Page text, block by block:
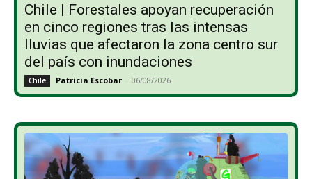
Chile | Forestales apoyan recuperación
en cinco regiones tras las intensas
lluvias que afectaron la zona centro sur
del país con inundaciones
Chile Patricia Escobar - 06/08/2026